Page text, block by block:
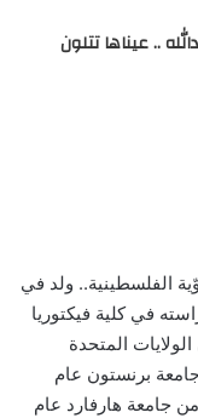
.. عيناها تتلون
الفلسطينية.. ولد في
بدأ دراسته في كلية فيكتوريا
المتحدة
برنستون عام
1960 والدكتوراه من جامعة هارفارد عام